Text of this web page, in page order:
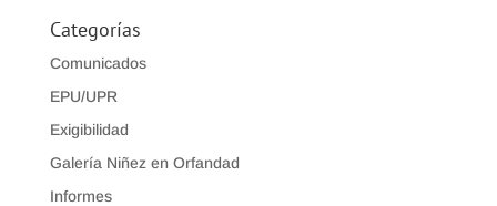
Categorías
Comunicados
EPU/UPR
Exigibilidad
Galería Niñez en Orfandad
Informes